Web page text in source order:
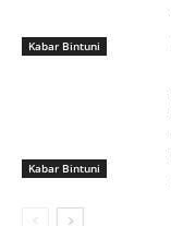
Kabar Bintuni
Kabar Bintuni